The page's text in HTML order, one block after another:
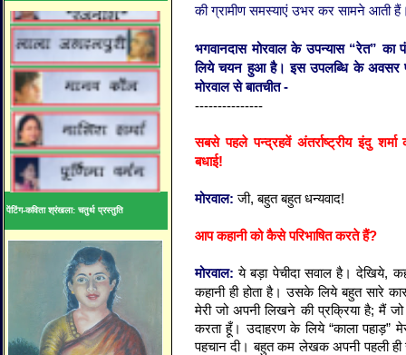
पेंटिंग-कविता श्रंखला: चतुर्थ प्रस्तुति
की ग्रामीण समस्याएं उभर कर सामने आती
भगवानदास मोरवाल के उपन्यास “रेत” का
लिये चयन हुआ है। इस उपलब्धि के अवसर पर
मोरवाल से बातचीत -
---------------
सबसे पहले पन्द्रहवें अंतर्राष्ट्रीय इंदु
बधाई!
मोरवाल:जी, बहुत बहुत धन्यवाद!
आप कहानी को कैसे परिभाषित करते हैं?
मोरवाल:ये बड़ा पेचीदा सवाल है। देखिये,
कहानी ही होता है। उसके लिये बहुत सारे
मेरी जो अपनी लिखने की प्रक्रिया है; मैं जो
करता हूँ। उदाहरण के लिये “काला पहाड़”
पहचान दी। बहुत कम लेखक अपनी पहली